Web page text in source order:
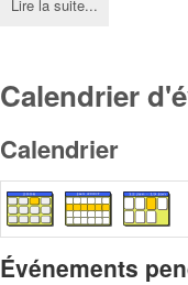
Lire la suite...
Calendrier
Calendrier
Événements